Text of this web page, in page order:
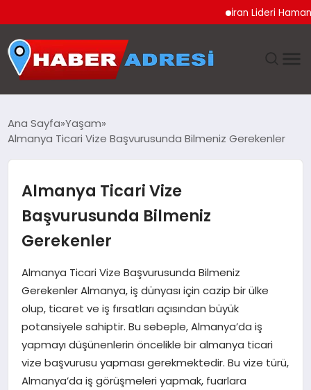
İran Lideri
GÜNDEM
SPOR
EKONOMI
EĞITIM
MAGAZIN
YAŞAM
Ana Sayfa Yaşam
Almanya Ticari Vize Başvurusunda Bilmeniz Gerekenler
Almanya Ticari Vize
Başvurusunda Bilmeniz
Gerekenler
Almanya Ticari Vize Başvurusunda Bilmeniz
Gerekenler Almanya, iş dünyası için cazip bir ülke
olup, ticaret ve iş fırsatları açısından büyük
potansiyele sahiptir. Bu sebeple, Almanya’da iş
yapmayı düşünenlerin öncelikle bir almanya ticari
vize başvurusu yapması gerekmektedir. Bu vize türü,
Almanya’da iş görüşmeleri yapmak, fuarlara